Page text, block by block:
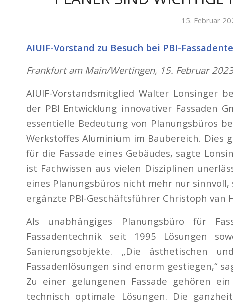
15. Februar
AIUIF-Vorstand zu Besuch bei PBI-
Frankfurt am Main/Wertingen, 15. Februar
AIUIF-Vorstandsmitglied Walter Lonsinger
der PBI Entwicklung innovativer Fassaden
essentielle Bedeutung von Planungsbüros
Werkstoffes Aluminium im Baubereich. Dies
für die Fassade eines Gebäudes, sagte
ist Fachwissen aus vielen Disziplinen
eines Planungsbüros nicht mehr nur
ergänzte PBI-Geschäftsführer Christoph van
Als unabhängiges Planungsbüro für
Fassadentechnik seit 1995 Lösungen
Sanierungsobjekte. „Die ästhetischen
Fassadenlösungen sind enorm gestiegen,“
Zu einer gelungenen Fassade gehören
technisch optimale Lösungen. Die